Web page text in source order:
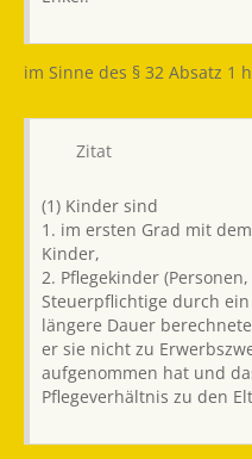
im Sinne des § 32 Absatz 1
Zitat
(1) Kinder sind
1. im ersten Grad mit
Kinder,
2. Pflegekinder
Steuerpflichtige durch
längere Dauer
er sie nicht zu
aufgenommen hat und
Pflegeverhältnis zu den